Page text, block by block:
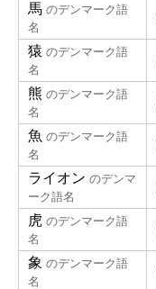
馬 のデンマーク語
名
猿 のデンマーク語
名
熊 のデンマーク語
名
魚 のデンマーク語
名
ライオン のデンマ
ーク語名
虎 のデンマーク語
名
象 のデンマーク語
名